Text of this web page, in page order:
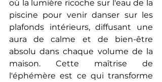
où la lumière ricoche sur l'eau de la
piscine pour venir danser sur les
plafonds intérieurs, diffusant une
aura de calme et de bien-être
absolu dans chaque volume de la
maison. Cette maîtrise de
l'éphémère est ce qui transforme